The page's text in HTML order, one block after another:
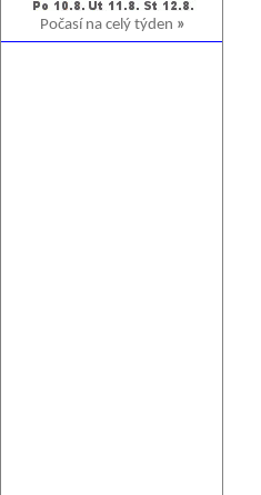
Počasí na celý týden »